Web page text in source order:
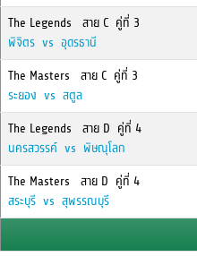
The Legends สาย C คู่ที่ 3
พิจิตร vs อุดรธานี
The Masters สาย C คู่ที่ 3
ระยอง vs สตูล
The Legends สาย D คู่ที่ 4
นครสวรรค์ vs พิษณุโลก
The Masters สาย D คู่ที่ 4
สระบุรี vs สุพรรณบุรี